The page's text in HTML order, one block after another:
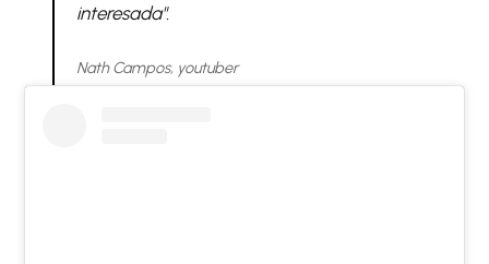
interesada".
Nath Campos, youtuber